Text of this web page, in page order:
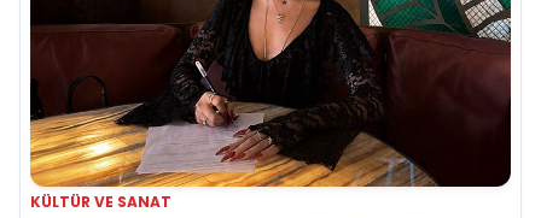
KÜLTÜR VE SANAT